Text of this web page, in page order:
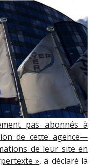
pas abonnés à
de cette agence—
de leur site en
», a déclaré la